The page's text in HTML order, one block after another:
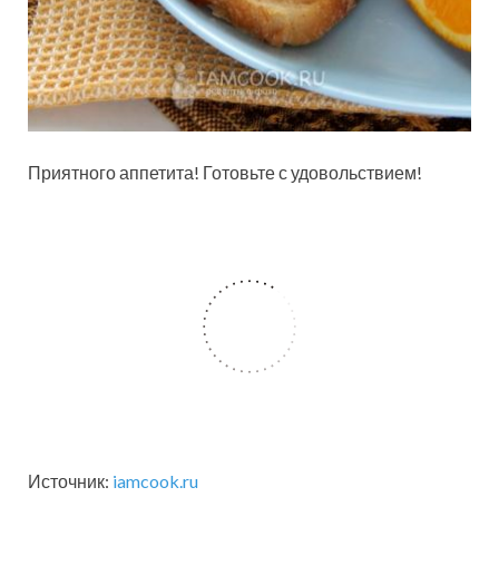
Приятного аппетита! Готовьте с удовольствием!
Источник: iamcook.ru